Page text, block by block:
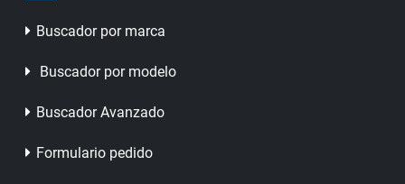
Buscador por marca
Buscador por modelo
Buscador Avanzado
Formulario pedido